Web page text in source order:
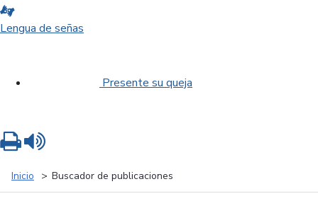
Lengua de señas
Presente su queja
Inicio Buscador de publicaciones
Imprimir